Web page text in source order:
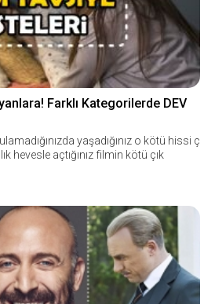
Farklı Kategorilerde DEV
yaşadığınız o kötü hissi ç
hevesle açtığınız filmin kötü çık